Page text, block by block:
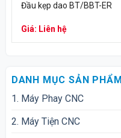
Đầu kẹp dao BT/BBT-ER
Giá: Liên hệ
DANH MỤC SẢN PHẨM
1. Máy Phay CNC
2. Máy Tiện CNC